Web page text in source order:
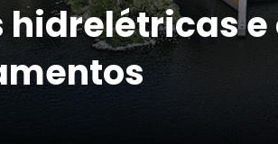
hidrelétricas